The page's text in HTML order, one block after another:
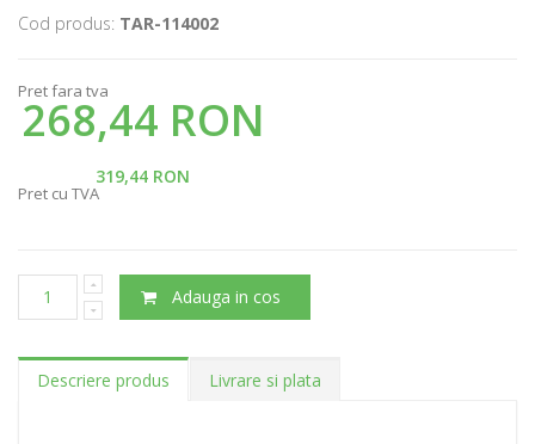
Cod produs: TAR-114002
Pret fara tva
268,44 RON
319,44 RON
Pret cu TVA
Adauga in cos
Descriere produs Livrare si plata